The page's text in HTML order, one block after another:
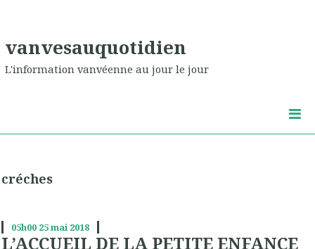
vanvesauquotidien
L'information vanvéenne au jour le jour
créches
05h00 25mai 2018
L’ACCUEIL DE LA PETITE ENFANCE